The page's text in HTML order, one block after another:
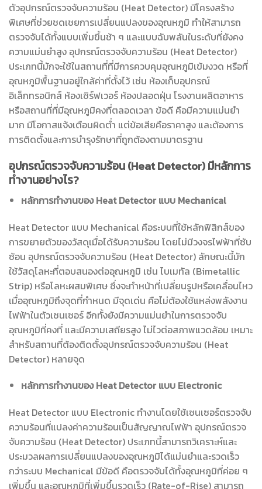
ตัวอุปกรณ์ตรวจจับความร้อน (Heat Detector) มีโครงสร้าง
พิเศษที่ช่วยชดเชยการเปลี่ยนแปลงของอุณหภูมิ ทำให้สามารถ
ตรวจจับได้ทั้งแบบเพิ่มขึ้นช้า ๆ และแบบฉับพลันในระดับที่ยังคง
ความแม่นยำสูง อุปกรณ์ตรวจจับความร้อน (Heat Detector)
ประเภทนี้มักจะใช้ในสถานที่ที่มีการควบคุมอุณหภูมิเข้มงวด หรือที่
อุณหภูมิพื้นฐานอยู่ใกล้ค่าที่ตั้งไว้ เช่น ห้องเก็บอุปกรณ์
อิเล็กทรอนิกส์ ห้องเซิร์ฟเวอร์ ห้องปลอดฝุ่น โรงงานผลิตอาหาร
หรือสถานที่ที่มีอุณหภูมิคงที่ตลอดเวลา ข้อดี คือมีความแม่นยำ
มาก มีโอกาสแจ้งเตือนผิดต่ำ แต่ข้อเสียคือราคาสูง และต้องการ
การติดตั้งและการบำรุงรักษาที่ถูกต้องตามมาตรฐาน
อุปกรณ์ตรวจจับความร้อน (Heat Detector) มีหลักการ
ทำงานอย่างไร?
หลักการทำงานของ Heat Detector แบบ Mechanical
Heat Detector แบบ Mechanical คือระบบที่ใช้หลักฟิสิกส์ของ
การขยายตัวของวัสดุเมื่อได้รับความร้อน โดยไม่มีวงจรไฟฟ้าที่ซับ
ซ้อน อุปกรณ์ตรวจจับความร้อน (Heat Detector) ลักษณะนี้มัก
ใช้วัสดุโลหะที่ตอบสนองต่ออุณหภูมิ เช่น ไบเมทัล (Bimetallic
Strip) หรือโลหะผสมพิเศษ ซึ่งจะทำหน้าที่เปลี่ยนรูปหรือเคลื่อนไหว
เมื่ออุณหภูมิถึงจุดที่กำหนด มีจุดเด่น คือไม่ต้องใช้แหล่งพลังงาน
ไฟฟ้าในตัวเซนเซอร์ อีกทั้งยังมีความแม่นยำในการตรวจจับ
อุณหภูมิที่คงที่ และมีความเสถียรสูง ไม่ไวต่อสภาพแวดล้อม เหมาะ
สำหรับสถานที่ต้องติดตั้งอุปกรณ์ตรวจจับความร้อน (Heat
Detector) หลายจุด
หลักการทำงานของ Heat Detector แบบ Electronic
Heat Detector แบบ Electronic ทำงานโดยใช้เซนเซอร์ตรวจจับ
ความร้อนที่แปลงค่าความร้อนเป็นสัญญาณไฟฟ้า อุปกรณ์ตรวจ
จับความร้อน (Heat Detector) ประเภทนี้สามารถวิเคราะห์และ
ประมวลผลการเปลี่ยนแปลงของอุณหภูมิได้แม่นยำและรวดเร็ว
กว่าระบบ Mechanical มีข้อดี คือตรวจจับได้ทั้งอุณหภูมิที่ค่อย ๆ
เพิ่มขึ้น และอุณหภูมิที่เพิ่มขึ้นรวดเร็ว (Rate-of-Rise) สามารถ